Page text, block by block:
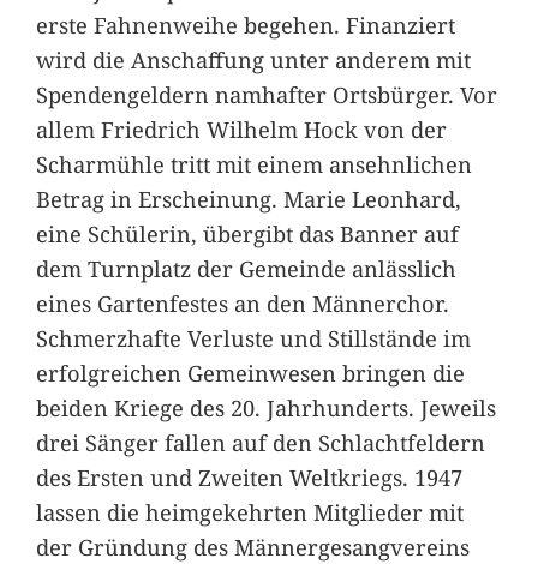
erste Fahnenweihe begehen. Finanziert
wird die Anschaffung unter anderem mit
Spendengeldern namhafter Ortsbürger. Vor
allem Friedrich Wilhelm Hock von der
Scharmühle tritt mit einem ansehnlichen
Betrag in Erscheinung. Marie Leonhard,
eine Schülerin, übergibt das Banner auf
dem Turnplatz der Gemeinde anlässlich
eines Gartenfestes an den Männerchor.
Schmerzhafte Verluste und Stillstände im
erfolgreichen Gemeinwesen bringen die
beiden Kriege des 20. Jahrhunderts. Jeweils
drei Sänger fallen auf den Schlachtfeldern
des Ersten und Zweiten Weltkriegs. 1947
lassen die heimgekehrten Mitglieder mit
der Gründung des Männergesangvereins